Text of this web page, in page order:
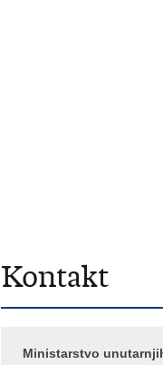
Kontakt
Ministarstvo